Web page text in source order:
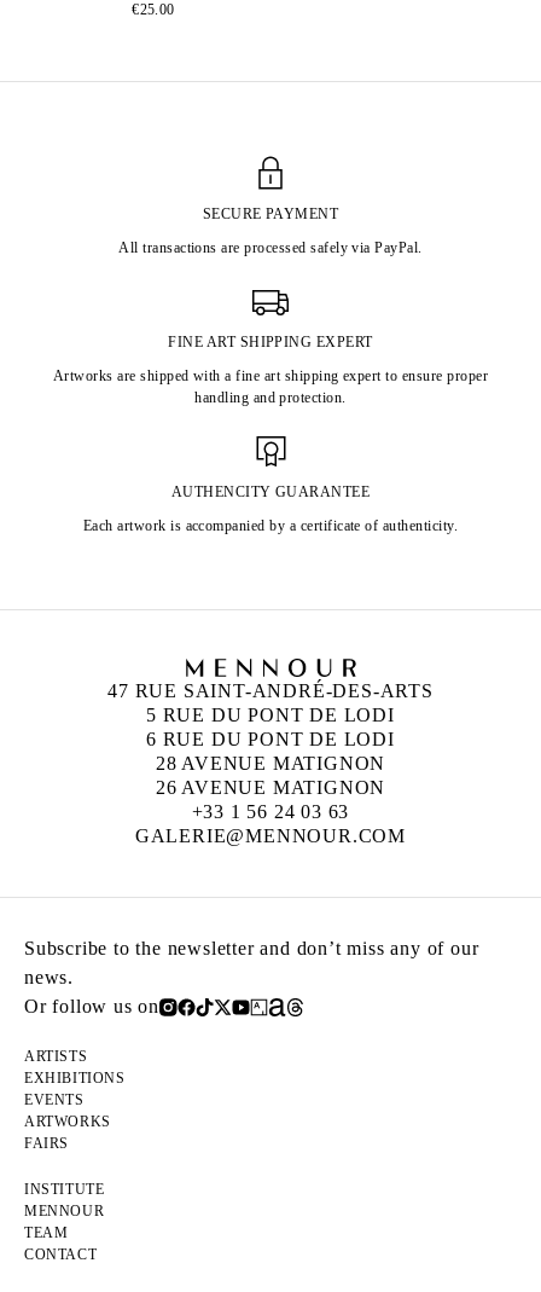
€25.00
SECURE PAYMENT
All transactions are processed safely via PayPal.
FINE ART SHIPPING EXPERT
Artworks are shipped with a fine art shipping expert to ensure proper
handling and protection.
AUTHENCITY GUARANTEE
Each artwork is accompanied by a certificate of authenticity.
47 RUE SAINT-ANDRÉ-DES-ARTS
5 RUE DU PONT DE LODI
6 RUE DU PONT DE LODI
28 AVENUE MATIGNON
26 AVENUE MATIGNON
+33 1 56 24 03 63
GALERIE@MENNOUR.COM
Subscribe to the newsletter and don’t miss any of our
news.
Or follow us on
ARTISTS
EXHIBITIONS
EVENTS
ARTWORKS
FAIRS
INSTITUTE
MENNOUR
TEAM
CONTACT